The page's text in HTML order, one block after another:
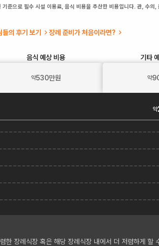
으로 필수 시설 이용료, 음식 비용을 추산한 비용입니다. 관, 수의,
의 후기 보기 장례 준비가 처음이라면?
음식 예상 비용
약530만원
기타
약
약
한 장례식장 혹은 해당 장례식장 내에서 더 저렴하게 할